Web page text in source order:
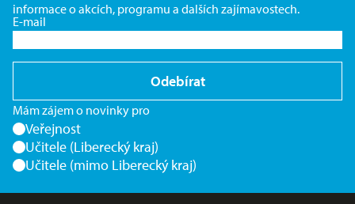
informace o akcích, programu a dalších zajímavostech.
E-mail
Odebírat
Mám zájem o novinky pro
Veřejnost
Učitele (Liberecký kraj)
Učitele (mimo Liberecký kraj)